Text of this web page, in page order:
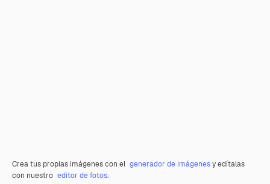
Crea tus propias imágenes con el generador de imágenesy edítalas
con nuestro editor de fotos.